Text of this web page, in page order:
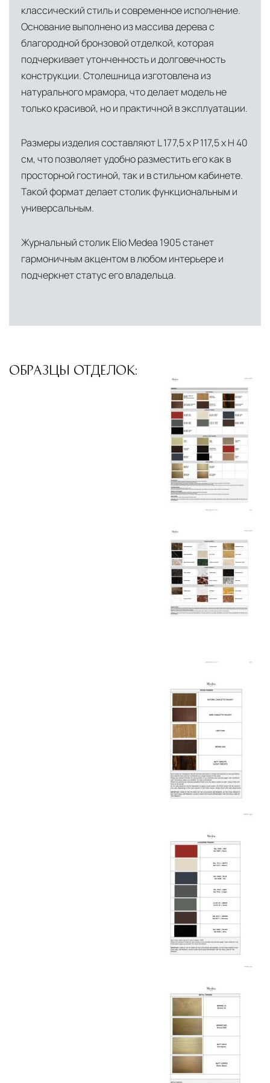
инфраструктуры позволяет сократить сроки
доставки и обеспечить полный контроль над
сохранностью продукции.
Глобальная сеть распределительных
центров
Помимо Москвы, мы располагаем
логистическими узлами в ключевых
Дубай, ОАЭ— региональный центр для
Ближнего Востока и Азии
Кипр— распределительная база для
Лондон, Великобритания—
логистический хаб для европейского рынка
США— центр доставки для
Условия доставки по Москве и Московской
области
Для клиентов Москвы и МО предусмотрены
— транспортировка
товара от нашего склада непосредственно к
месту назначения с соблюдением сроков
Профессиональная выгрузка—
осуществляют разгрузку с применением
специального оборудования и техники
— доставка мебели и
дверных блоков в квартиры и офисы с
использованием лифтов или монтажных
распаковывают товар и устанавливают его в
Вывоз упаковочного материала
— полная
очистка помещения от тары и упаковки
— осмотр товара на
предмет повреждений и дефектов при
Стандартная доставка по
дней. Для Московской области сроки зависят
от удалённости объекта и варьируются от 5 до
10 рабочих дней. Возможна срочная доставка
при наличии свободных логистических
мониторинга. Наша команда логистических
специалистов с опытом работы в
международной доставке обеспечивает
полную сохранность груза, соблюдение
температурного режима и защиту от
механических повреждений на всех этапах
классический стиль и современное исполнение.
Основание выполнено из массива дерева с
благородной бронзовой отделкой, которая
подчеркивает утонченность и долговечность
конструкции. Столешница изготовлена из
натурального мрамора, что делает модель не
только красивой, но и практичной в эксплуатации.
Размеры изделия составляют L 177,5 x P 117,5 x H 40
см, что позволяет удобно разместить его как в
просторной гостиной, так и в стильном кабинете.
Такой формат делает столик функциональным и
универсальным.
Журнальный столик Elio Medea 1905 станет
гармоничным акцентом в любом интерьере и
подчеркнет статус его владельца.
ОБРАЗЦЫ ОТДЕЛОК: